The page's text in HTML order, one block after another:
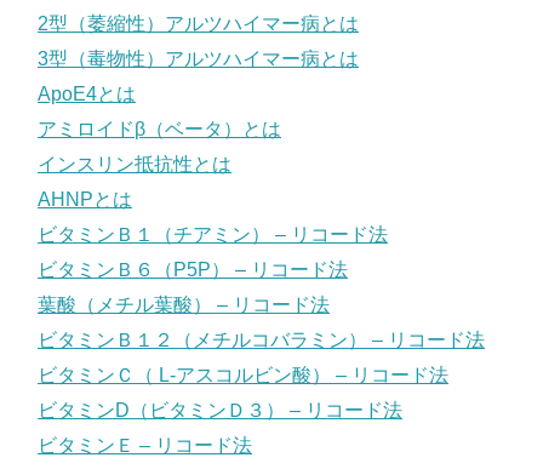
2型（萎縮性）アルツハイマー病とは
3型（毒物性）アルツハイマー病とは
ApoE4とは
アミロイドβ（ベータ）とは
インスリン抵抗性とは
AHNPとは
ビタミンＢ１（チアミン） – リコード法
ビタミンＢ６（P5P） – リコード法
葉酸（メチル葉酸） – リコード法
ビタミンＢ１２（メチルコバラミン） – リコード法
ビタミンＣ（ L-アスコルビン酸） – リコード法
ビタミンD（ビタミンＤ３） – リコード法
ビタミンＥ – リコード法